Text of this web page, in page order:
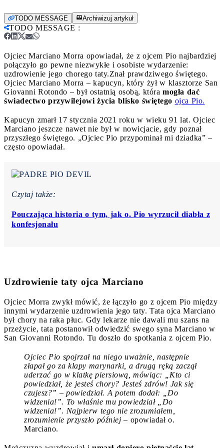
TODO MESSAGE Archiwizuj artykuł
TODO MESSAGE :
Ojciec Marciano Morra opowiadał, że z ojcem Pio najbardziej
połączyło go pewne niezwykłe i osobiste wydarzenie:
uzdrowienie jego chorego taty.Znał prawdziwego świętego.
Ojciec Marciano Morra – kapucyn, który żył w klasztorze San
Giovanni Rotondo – był ostatnią osobą, która mogła dać
świadectwo przywilejowi życia blisko świętego ojca Pio.
Kapucyn zmarł 17 stycznia 2021 roku w wieku 91 lat. Ojciec
Marciano jeszcze nawet nie był w nowicjacie, gdy poznał
przyszłego świętego. „Ojciec Pio przypominał mi dziadka” –
często opowiadał.
Czytaj także:
Pouczająca historia o tym, jak o. Pio wyrzucił diabła z
konfesjonału
Uzdrowienie taty ojca Marciano
Ojciec Morra zwykł mówić, że łączyło go z ojcem Pio między
innymi wydarzenie uzdrowienia jego taty. Tata ojca Marciano
był chory na raka płuc. Gdy lekarze nie dawali mu szans na
przeżycie, tata postanowił odwiedzić swego syna Marciano w
San Giovanni Rotondo. Tu doszło do spotkania z ojcem Pio.
Ojciec Pio spojrzał na niego uważnie, następnie
złapał go za klapy marynarki, a drugą ręką zaczął
uderzać go w klatkę piersiową, mówiąc: „Kto ci
powiedział, że jesteś chory? Jesteś zdrów! Jak się
czujesz?” – powiedział. A potem dodał: „Do
widzenia!”. To właśnie mu powiedział „Do
widzenia!”. Najpierw tego nie zrozumiałem,
zrozumienie przyszło później – opowiadał o.
Marciano.